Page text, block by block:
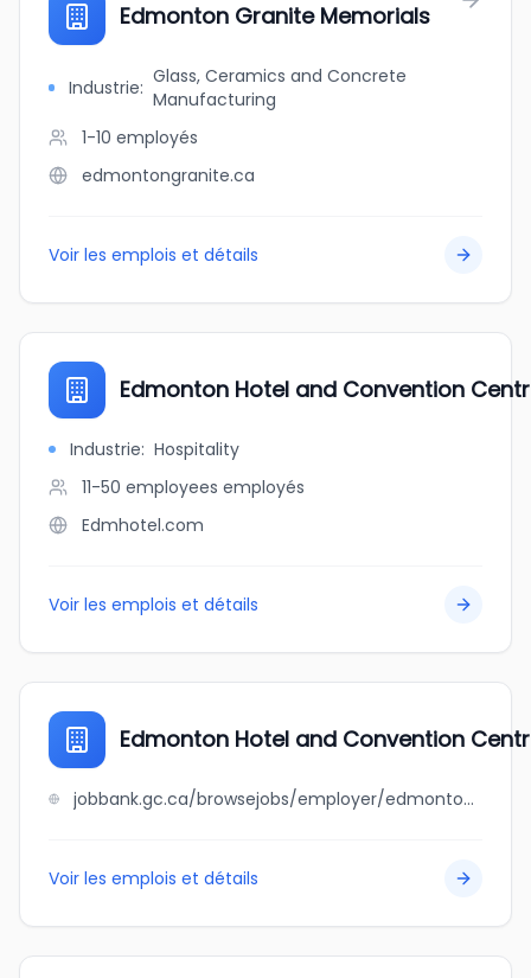
Edmonton Granite Memorials
Industrie: Glass, Ceramics and Concrete
Manufacturing
1-10 employés
edmontongranite.ca
Voir les emplois et détails
Edmonton Hotel and Convention
Industrie: Hospitality
11-50 employees employés
Edmhotel.com
Voir les emplois et détails
Edmonton Hotel and Convention
jobbank.gc.ca/browsejobs/employer/edmonton+hotel+and+convention+centre/ca
Voir les emplois et détails